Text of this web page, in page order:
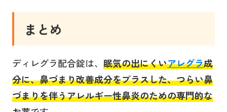
まとめ
ディレグラ配合錠は、 眠気の出にくいアレグラ成
分に、鼻づまり改善成分をプラスした、つらい鼻
づまりを伴うアレルギー性鼻炎のための専門的な